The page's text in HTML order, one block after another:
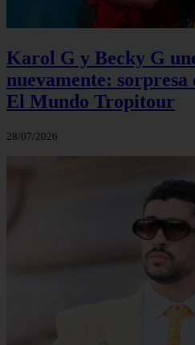
Karol G y Becky G
nuevamente:
El Mundo Tropitour
28/07/2026